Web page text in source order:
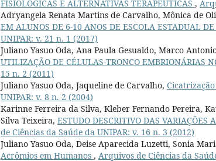
FISIOLÓGICAS E ALTERNATIVAS TERAPÊUTICAS ,
Adryangela Renata Martins de Carvalho, Mônica de
EM ALUNOS DE 6-10 ANOS DE ESCOLA ESTADUAL
UNIPAR: v. 21 n. 1 (2017)
Juliano Yasuo Oda, Ana Paula Gesualdo, Marco
UTILIZAÇÃO DE CÉLULAS-TRONCO EMBRIONÁRIAS
15 n. 2 (2011)
Juliano Yasuo Oda, Jaqueline de Carvalho,
UNIPAR: v. 8 n. 2 (2004)
Karinne Ferreira da Silva, Kleber Fernando Pereira,
Silva Teixeira, ESTUDO DESCRITIVO DAS VARIAÇÕES
de Ciências da Saúde da UNIPAR: v. 16 n. 3 (2012)
Juliano Yasuo Oda, Deise Aparecida Luzetti, Sonia
Acrômios em Humanos , Arquivos de Ciências da